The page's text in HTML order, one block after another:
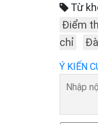
Từ
Điểm
chỉ
Ý KIẾN